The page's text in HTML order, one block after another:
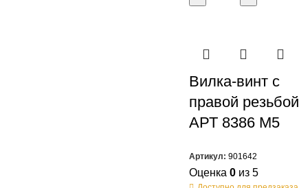
Вилка-винт с
правой резьбой
АРТ 8386 M5
Артикул: 901642
Оценка 0из 5